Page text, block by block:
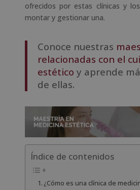
ofrecidos por estas clínicas y
montar y gestionar una.
Conoce nuestras
relacionadas con el
estético y aprende
de ellas.
Índice de contenidos
¿Cómo es una clínica de